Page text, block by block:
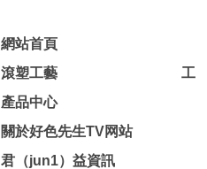
網站首頁
滾塑工藝
產品中心
關於好色先生TV网站
君（jun1）益資訊
工